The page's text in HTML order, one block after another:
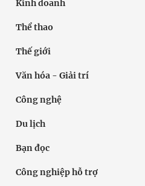
Kinh doanh
Thể thao
Thế giới
Văn hóa - Giải trí
Công nghệ
Du lịch
Bạn đọc
Công nghiệp hỗ trợ